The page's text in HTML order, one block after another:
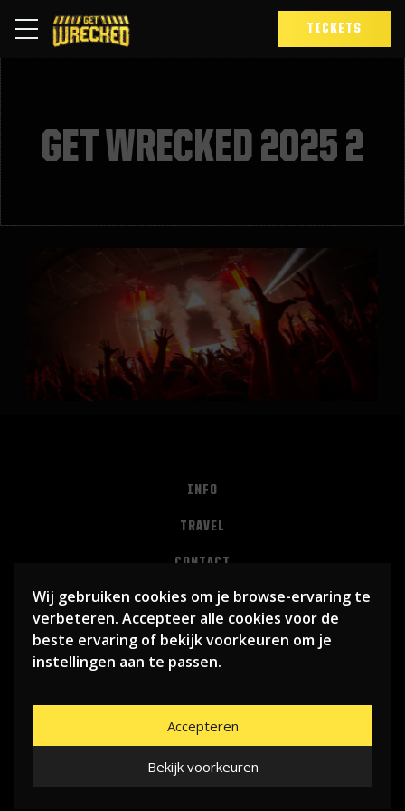
Wij gebruiken cookies om je browse-ervaring te
verbeteren. Accepteer alle cookies voor de
beste ervaring of bekijk voorkeuren om je
instellingen aan te passen.
Accepteren
Bekijk voorkeuren
TICKETS
GET WRECKED 2025 2
INFO
TRAVEL
CONTACT
PRIVACY
ALGEMENE VOORWAARDEN